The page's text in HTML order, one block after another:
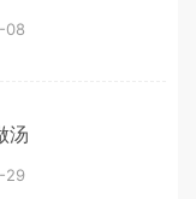
08
汤
29